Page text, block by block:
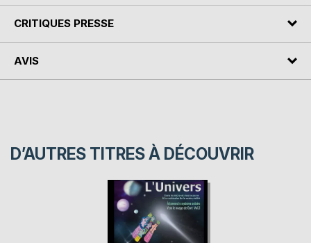
CRITIQUES PRESSE
AVIS
D’AUTRES TITRES À DÉCOUVRIR